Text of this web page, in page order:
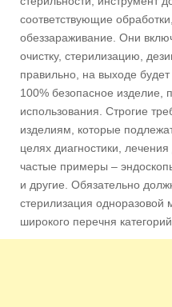
соответствующие
обеззараживание. Они
очистку, стерилизацию,
правильно, на выходе
100% безопасное изделие,
использования. Строгие
изделиям, которые
целях диагностики,
частые примеры –
и другие. Обязательно
стерилизация одноразовой
широкого перечня